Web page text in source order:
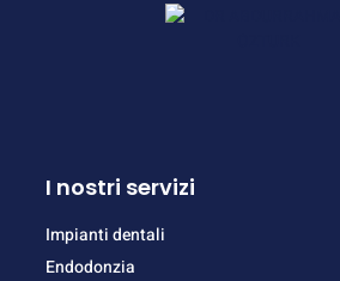
I nostri servizi
Impianti dentali
Endodonzia